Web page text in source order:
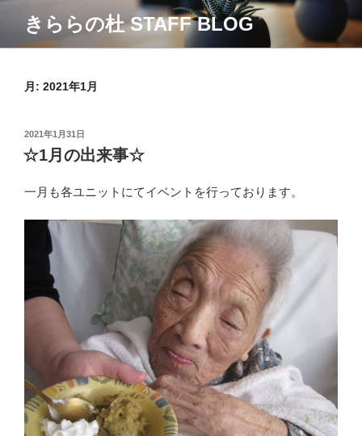
テ
きららの杜 STAFF BLOG
月: 2021年1月
投
稿
日:
2021年1月31日
☆1月の出来事☆
一月も各ユニットにてイベントを行っております。